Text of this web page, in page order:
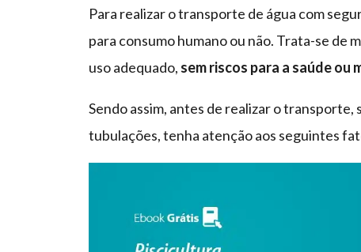
Para realizar o transporte de água com
para consumo humano ou não. Trata-se de
uso adequado, sem riscos para a saúde ou
Sendo assim, antes de realizar o
tubulações, tenha atenção aos seguintes